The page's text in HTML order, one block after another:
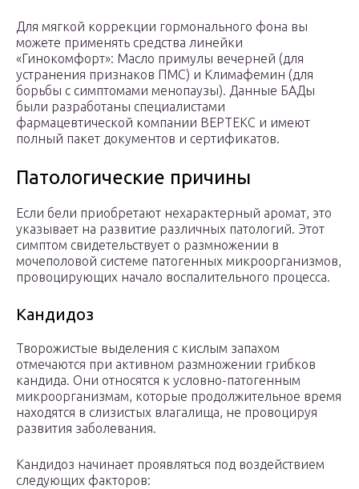
Для мягкой коррекции гормонального фона вы
можете применять средства линейки
«Гинокомфорт»: Масло примулы вечерней (для
устранения признаков ПМС) и Климафемин (для
борьбы с симптомами менопаузы). Данные БАДы
были разработаны специалистами
фармацевтической компании ВЕРТЕКС и имеют
полный пакет документов и сертификатов.
Патологические причины
Если бели приобретают нехарактерный аромат, это
указывает на развитие различных патологий. Этот
симптом свидетельствует о размножении в
мочеполовой системе патогенных микроорганизмов,
провоцирующих начало воспалительного процесса.
Кандидоз
Творожистые выделения с кислым запахом
отмечаются при активном размножении грибков
кандида. Они относятся к условно-патогенным
микроорганизмам, которые продолжительное время
находятся в слизистых влагалища, не провоцируя
развития заболевания.
Кандидоз начинает проявляться под воздействием
следующих факторов: